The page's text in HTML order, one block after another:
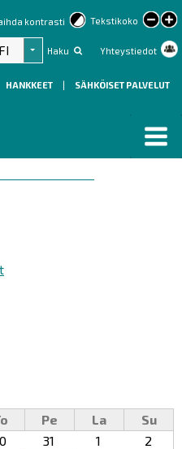
Tekstikoko
text
kontrasti
Haku Yhteystiedot
FI Listaa lisätoiminnot
HANKKEET | SÄHKÖISET PALVELUT
Pe La
Su
31 1
2